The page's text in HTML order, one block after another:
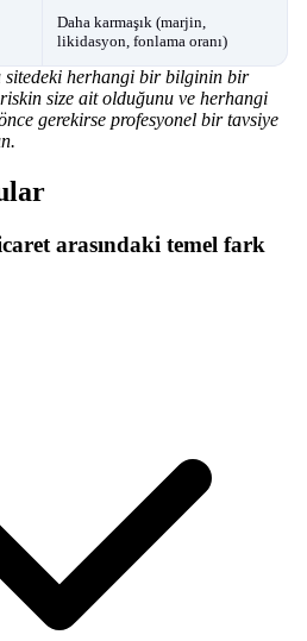
Daha karmaşık (marjin,
likidasyon, fonlama oranı)
sitedeki herhangi bir bilginin bir
riskin size ait olduğunu ve herhangi
gerekirse profesyonel bir tavsiye
arasındaki temel fark